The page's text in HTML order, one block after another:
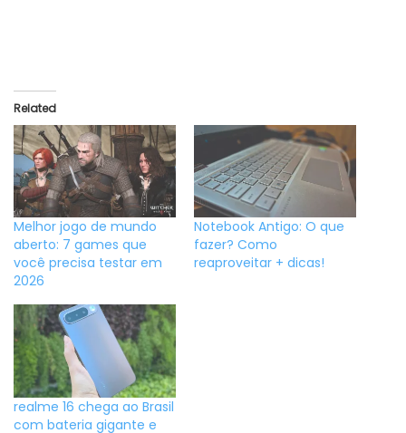
Related
Melhor jogo de mundo
aberto: 7 games que
você precisa testar em
2026
Notebook Antigo: O que
fazer? Como
reaproveitar + dicas!
realme 16 chega ao Brasil
com bateria gigante e